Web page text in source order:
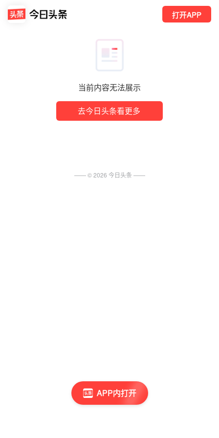
当前内容无法展示
去今日头条看更多
打开APP
APP内打开
—— ©2026 今日头条 ——